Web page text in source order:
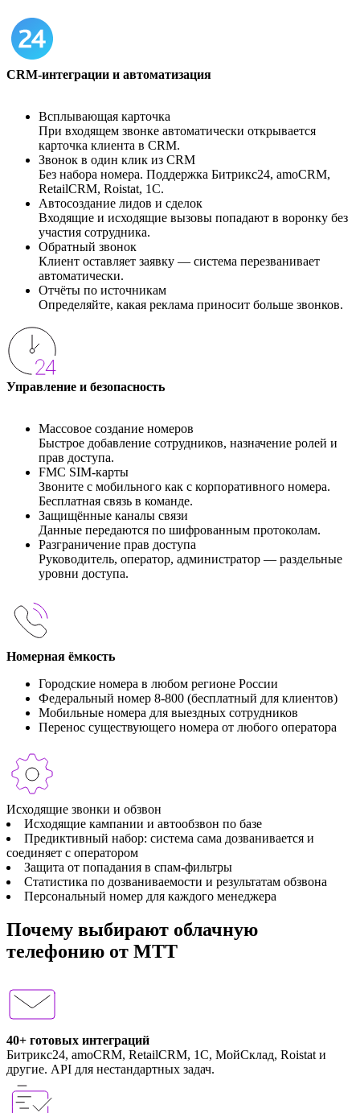
CRM-интеграции и автоматизация
Всплывающая карточка
При входящем звонке автоматически открывается
карточка клиента в CRM.
Звонок в один клик из CRM
Без набора номера. Поддержка Битрикс24, amoCRM,
RetailCRM, Roistat, 1C.
Автосоздание лидов и сделок
Входящие и исходящие вызовы попадают в воронку без
участия сотрудника.
Обратный звонок
Клиент оставляет заявку — система перезванивает
автоматически.
Отчёты по источникам
Определяйте, какая реклама приносит больше звонков.
Управление и безопасность
Массовое создание номеров
Быстрое добавление сотрудников, назначение ролей и
прав доступа.
FMC SIM-карты
Звоните с мобильного как с корпоративного номера.
Бесплатная связь в команде.
Защищённые каналы связи
Данные передаются по шифрованным протоколам.
Разграничение прав доступа
Руководитель, оператор, администратор — раздельные
уровни доступа.
Номерная ёмкость
Городские номера в любом регионе России
Федеральный номер 8-800 (бесплатный для клиентов)
Мобильные номера для выездных сотрудников
Перенос существующего номера от любого оператора
Исходящие звонки и обзвон
Исходящие кампании и автообзвон по базе
Предиктивный набор: система сама дозванивается и
соединяет с оператором
Защита от попадания в спам-фильтры
Статистика по дозваниваемости и результатам обзвона
Персональный номер для каждого менеджера
Почему выбирают облачную
телефонию от МТТ
40+ готовых интеграций
Битрикс24, amoCRM, RetailCRM, 1C, МойСклад, Roistat и
другие. API для нестандартных задач.